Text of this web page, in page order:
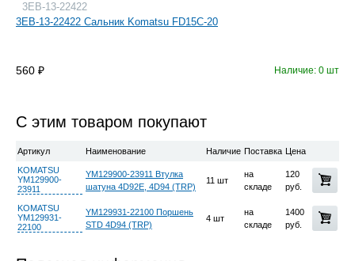
3EB-13-22422
3EB-13-22422 Сальник Komatsu FD15C-20
560 Наличие: 0 шт
С этим товаром покупают
Артикул Наименование Наличие Поставка
Цена
KOMATSU
YM129900-
23911
YM129900-23911 Втулка
шатуна 4D92Е, 4D94 (TRP)
11 шт
на
складе
120
руб.
KOMATSU
YM129931-
22100
YM129931-22100 Поршень
STD 4D94 (TRP)
4 шт
на
складе
1400
руб.